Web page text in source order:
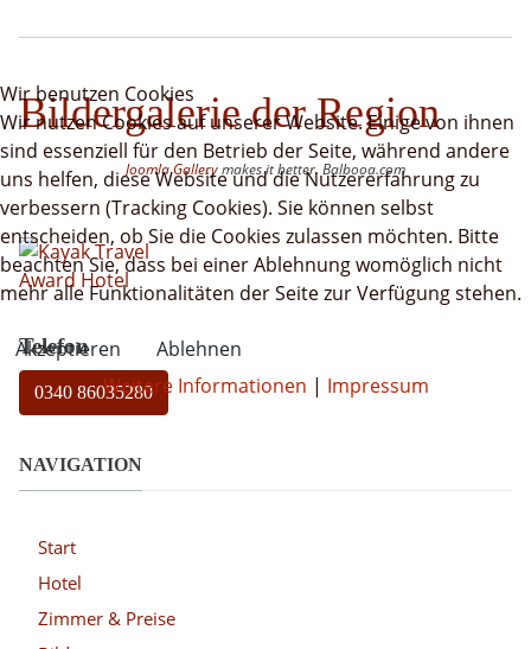
Bildergalerie der Region
Joomla Gallerymakes it better. Balbooa.com
Telefon
0340 86035280
NAVIGATION
Start
Hotel
Zimmer & Preise
Wir benutzen Cookies
Wir nutzen Cookies auf unserer Website. Einige von ihnen
sind essenziell für den Betrieb der Seite, während andere
uns helfen, diese Website und die Nutzererfahrung zu
verbessern (Tracking Cookies). Sie können selbst
entscheiden, ob Sie die Cookies zulassen möchten. Bitte
beachten Sie, dass bei einer Ablehnung womöglich nicht
mehr alle Funktionalitäten der Seite zur Verfügung stehen.
Akzeptieren
Ablehnen
Weitere Informationen | Impressum